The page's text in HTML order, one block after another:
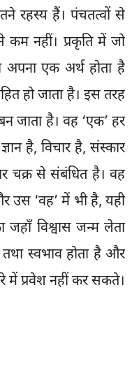
रहस्य हैं। पंचतत्वों से
कम नहीं। प्रकृति में जो
एक अर्थ होता है
हो जाता है। इस तरह
है। वह ‘एक’ हर
है, विचार है, संस्कार
चक्र से संबंधित है। वह
उस ‘वह’ में भी है, यही
विश्वास जन्म लेता
स्वभाव होता है और
में प्रवेश नहीं कर सकते।